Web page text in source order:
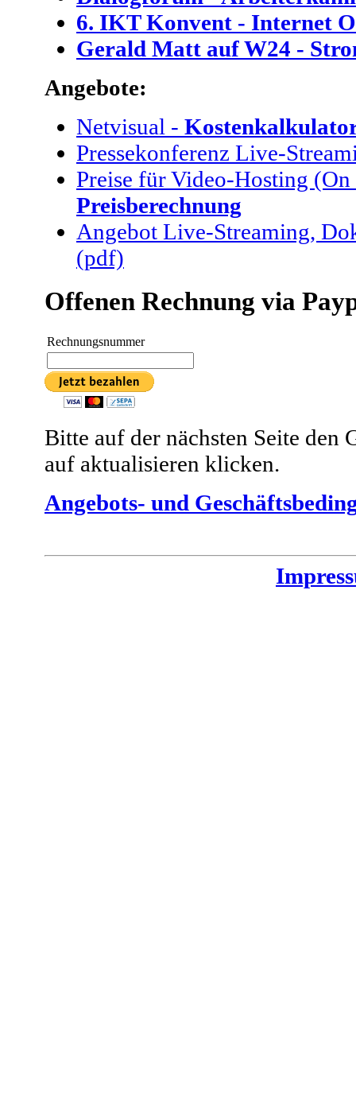
6. IKT Konvent - Internet
Gerald Matt auf W24 -
Angebote:
Netvisual -
Pressekonferenz Live-
Preise für Video-Hosting
Preisberechnung
Angebot Live-Streaming,
(pdf)
Offenen Rechnung via
Rechnungsnummer
Bitte auf der nächsten Seite den
auf aktualisieren klicken.
Angebots- und